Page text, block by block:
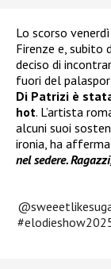
Lo scorso
Firenze e, subito
deciso di
fuori del
Di Patrizi è
hot. L’artista
alcuni suoi
ironia, ha
nel sedere.